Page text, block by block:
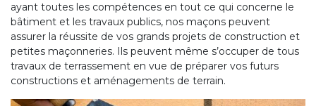
ayant toutes les compétences en tout ce qui concerne le
bâtiment et les travaux publics, nos maçons peuvent
assurer la réussite de vos grands projets de construction et
petites maçonneries. Ils peuvent même s’occuper de tous
travaux de terrassement en vue de préparer vos futurs
constructions et aménagements de terrain.